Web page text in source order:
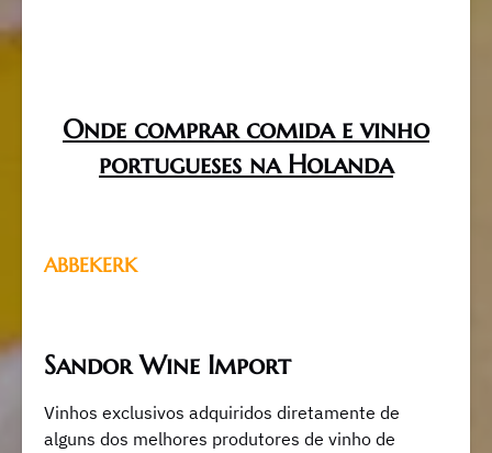
Onde comprar comida e vinho
portugueses na Holanda
ABBEKERK
Sandor Wine Import
Vinhos exclusivos adquiridos diretamente de
alguns dos melhores produtores de vinho de